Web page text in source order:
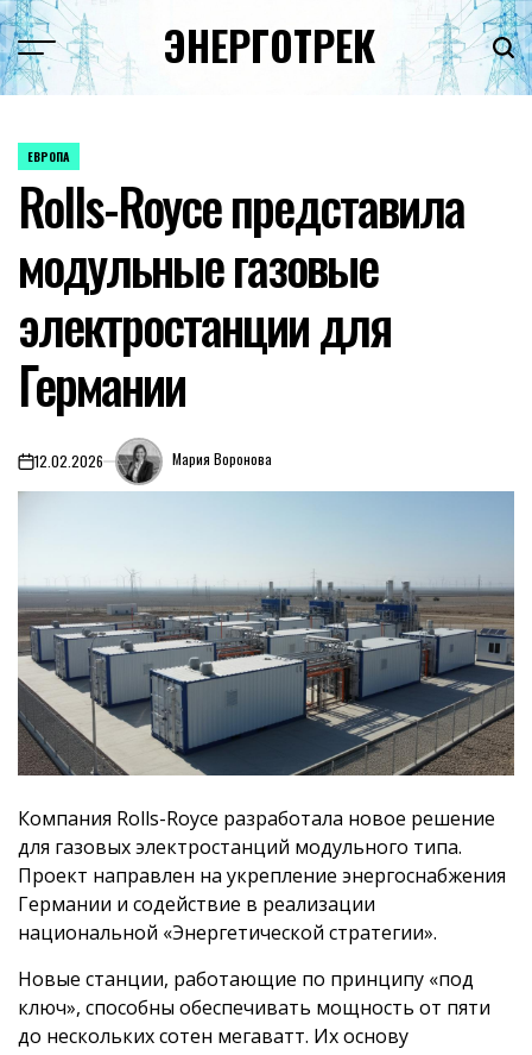
Перейти
к
содержимому
ЭНЕРГОТРЕК
ОПУБЛИКОВАНО
ЕВРОПА
Rolls-Royce представила
модульные газовые
электростанции для
Германии
on12.02.2026 Мария Воронова
Компания Rolls-Royce разработала новое решение
для газовых электростанций модульного типа.
Проект направлен на укрепление энергоснабжения
Германии и содействие в реализации
национальной «Энергетической стратегии».
Новые станции, работающие по принципу «под
ключ», способны обеспечивать мощность от пяти
до нескольких сотен мегаватт. Их основу